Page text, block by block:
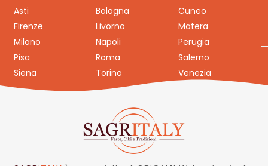
Asti Bologna
Cuneo
Firenze
Livorno
Matera
Milano
Napoli
Perugia
Pisa
Roma
Salerno
Siena
Torino Venezia